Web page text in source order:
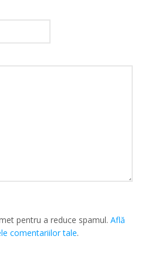
pentru a reduce spamul.Află
comentariilor tale.